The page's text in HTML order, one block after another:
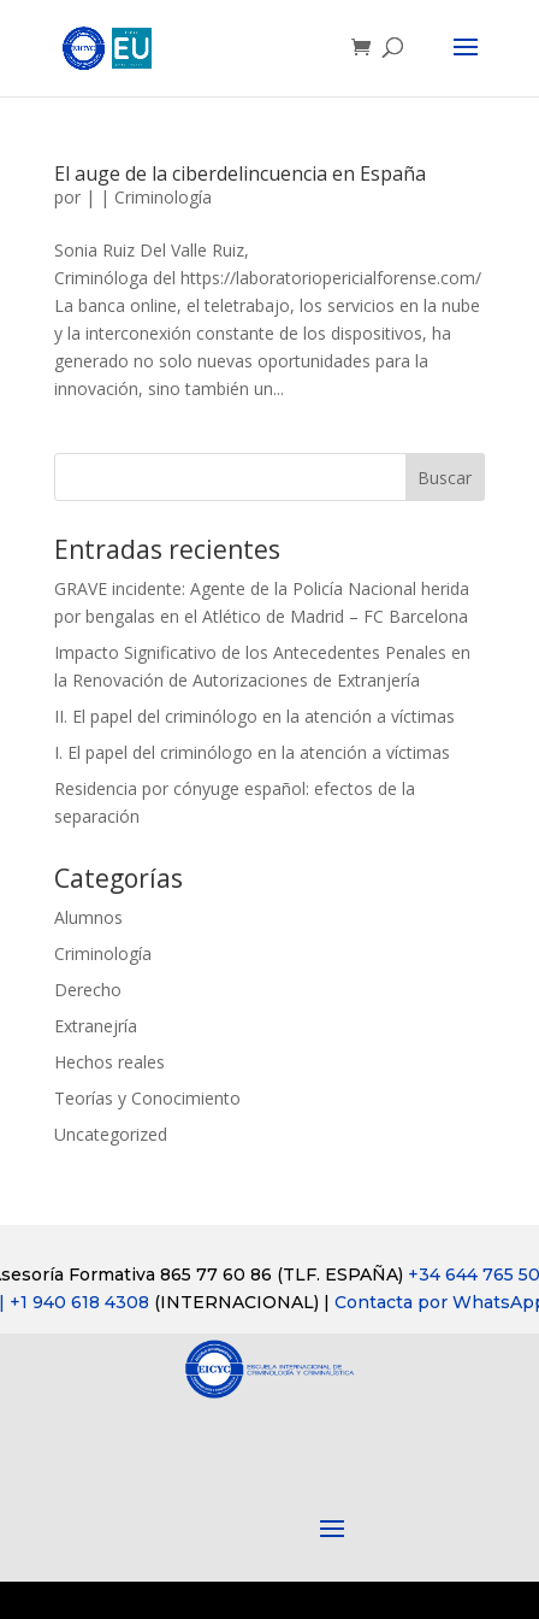
El auge de la ciberdelincuencia en España
por | | Criminología
Sonia Ruiz Del Valle Ruiz,
Criminóloga del https://laboratoriopericialforense.com/
La banca online, el teletrabajo, los servicios en la nube
y la interconexión constante de los dispositivos, ha
generado no solo nuevas oportunidades para la
innovación, sino también un...
Entradas recientes
GRAVE incidente: Agente de la Policía Nacional herida
por bengalas en el Atlético de Madrid – FC Barcelona
Impacto Significativo de los Antecedentes Penales en
la Renovación de Autorizaciones de Extranjería
II. El papel del criminólogo en la atención a víctimas
I. El papel del criminólogo en la atención a víctimas
Residencia por cónyuge español: efectos de la
separación
Categorías
Alumnos
Criminología
Derecho
Extranejría
Hechos reales
Teorías y Conocimiento
Uncategorized
Formativa 865 77 60 86 (TLF. ESPAÑA) +34 644 765
+1 940 618 4308 (INTERNACIONAL) | Contacta por